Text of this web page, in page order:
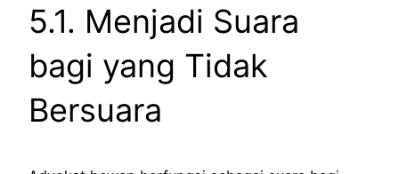
5.1. Menjadi Suara
bagi yang Tidak
Bersuara